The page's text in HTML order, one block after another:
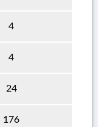
4
4
24
176